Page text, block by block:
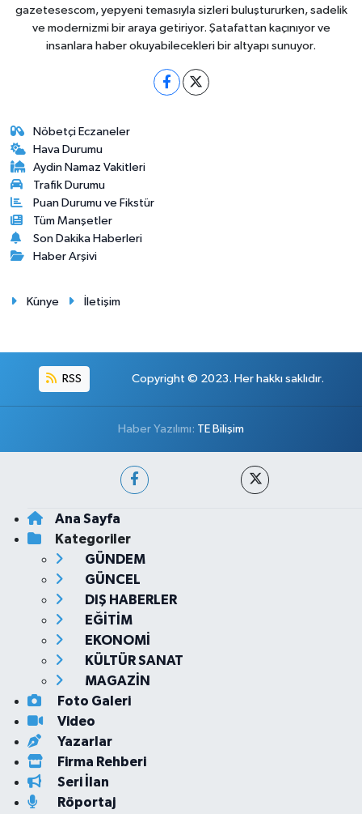
gazetesescom, yepyeni temasıyla sizleri buluştururken, sadelik
ve modernizmi bir araya getiriyor. Şatafattan kaçınıyor ve
insanlara haber okuyabilecekleri bir altyapı sunuyor.
Nöbetçi Eczaneler
Hava Durumu
Aydin Namaz Vakitleri
Trafik Durumu
Puan Durumu ve Fikstür
Tüm Manşetler
Son Dakika Haberleri
Haber Arşivi
Künye İletişim
RSS Copyright © 2023. Her hakkı saklıdır.
Haber Yazılımı: TE Bilişim
Ana Sayfa
Kategoriler
GÜNDEM
GÜNCEL
DIŞ HABERLER
EĞİTİM
EKONOMİ
KÜLTÜR SANAT
MAGAZİN
Foto Galeri
Video
Yazarlar
Firma Rehberi
Seri İlan
Röportaj